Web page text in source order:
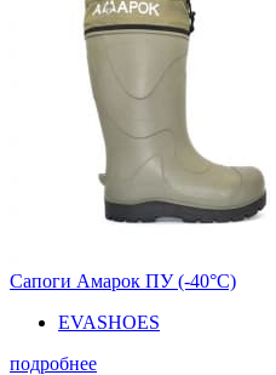
Сапоги Амарок ПУ (-40°С)
EVASHOES
подробнее